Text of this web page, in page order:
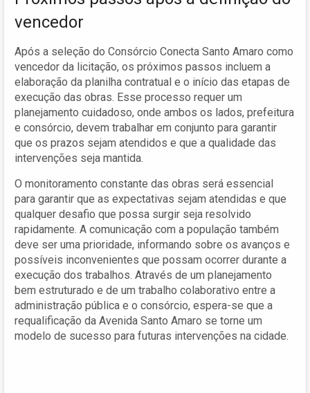
vencedor
Após a seleção do Consórcio Conecta Santo Amaro como
vencedor da licitação, os próximos passos incluem a
elaboração da planilha contratual e o início das etapas de
execução das obras. Esse processo requer um
planejamento cuidadoso, onde ambos os lados, prefeitura
e consórcio, devem trabalhar em conjunto para garantir
que os prazos sejam atendidos e que a qualidade das
intervenções seja mantida.
O monitoramento constante das obras será essencial
para garantir que as expectativas sejam atendidas e que
qualquer desafio que possa surgir seja resolvido
rapidamente. A comunicação com a população também
deve ser uma prioridade, informando sobre os avanços e
possíveis inconvenientes que possam ocorrer durante a
execução dos trabalhos. Através de um planejamento
bem estruturado e de um trabalho colaborativo entre a
administração pública e o consórcio, espera-se que a
requalificação da Avenida Santo Amaro se torne um
modelo de sucesso para futuras intervenções na cidade.